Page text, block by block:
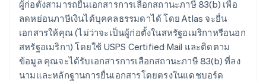
ผู้ก่อตั้งสามารถยื่นเอกสารการเลือกสถานะภาษี 83(b) เพื่อ
ลดหย่อนภาษีเงินได้บุคคลธรรมดาได้ โดย Atlas จะยื่น
เอกสารให้คุณ (ไม่ว่าจะเป็นผู้ก่อตั้งในสหรัฐอเมริกาหรือนอก
สหรัฐอเมริกา) โดยใช้ USPS Certified Mail และติดตาม
ข้อมูล คุณจะได้รับเอกสารการเลือกสถานะภาษี 83(b) ที่ลง
นามและหลักฐานการยื่นเอกสารโดยตรงในแดชบอร์ด